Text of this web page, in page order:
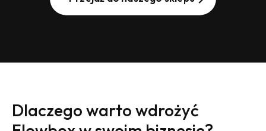
Dlaczego warto wdrożyć